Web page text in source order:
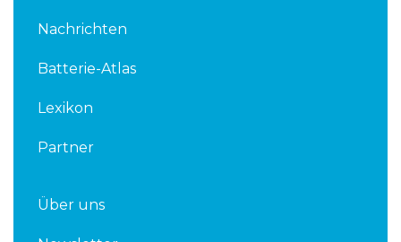
Nachrichten
Batterie-Atlas
Lexikon
Partner
Über uns